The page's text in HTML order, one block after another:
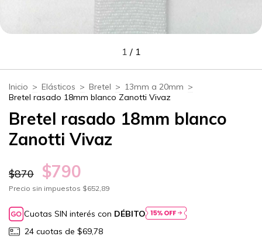
1 / 1
Inicio > Elásticos > Bretel > 13mm a 20mm >
Bretel rasado 18mm blanco Zanotti Vivaz
Bretel rasado 18mm blanco
Zanotti Vivaz
$870 $790
Precio sin impuestos $652,89
Cuotas SIN interés con DÉBITO
24 cuotas de $69,78